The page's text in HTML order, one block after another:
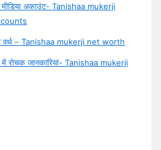
मीडिया अकाउंट- Tanishaa mukerji
वर्थ – Tanishaa mukerji net worth
में रोचक जानकारियां- Tanishaa mukerji